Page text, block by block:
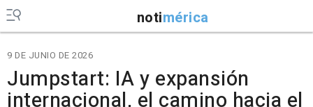
notimérica
9 DE JUNIO DE 2026
Jumpstart: IA y expansión
internacional, el camino hacia el